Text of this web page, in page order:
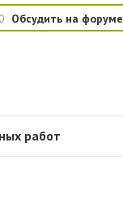
Обсудить на форуме
работ